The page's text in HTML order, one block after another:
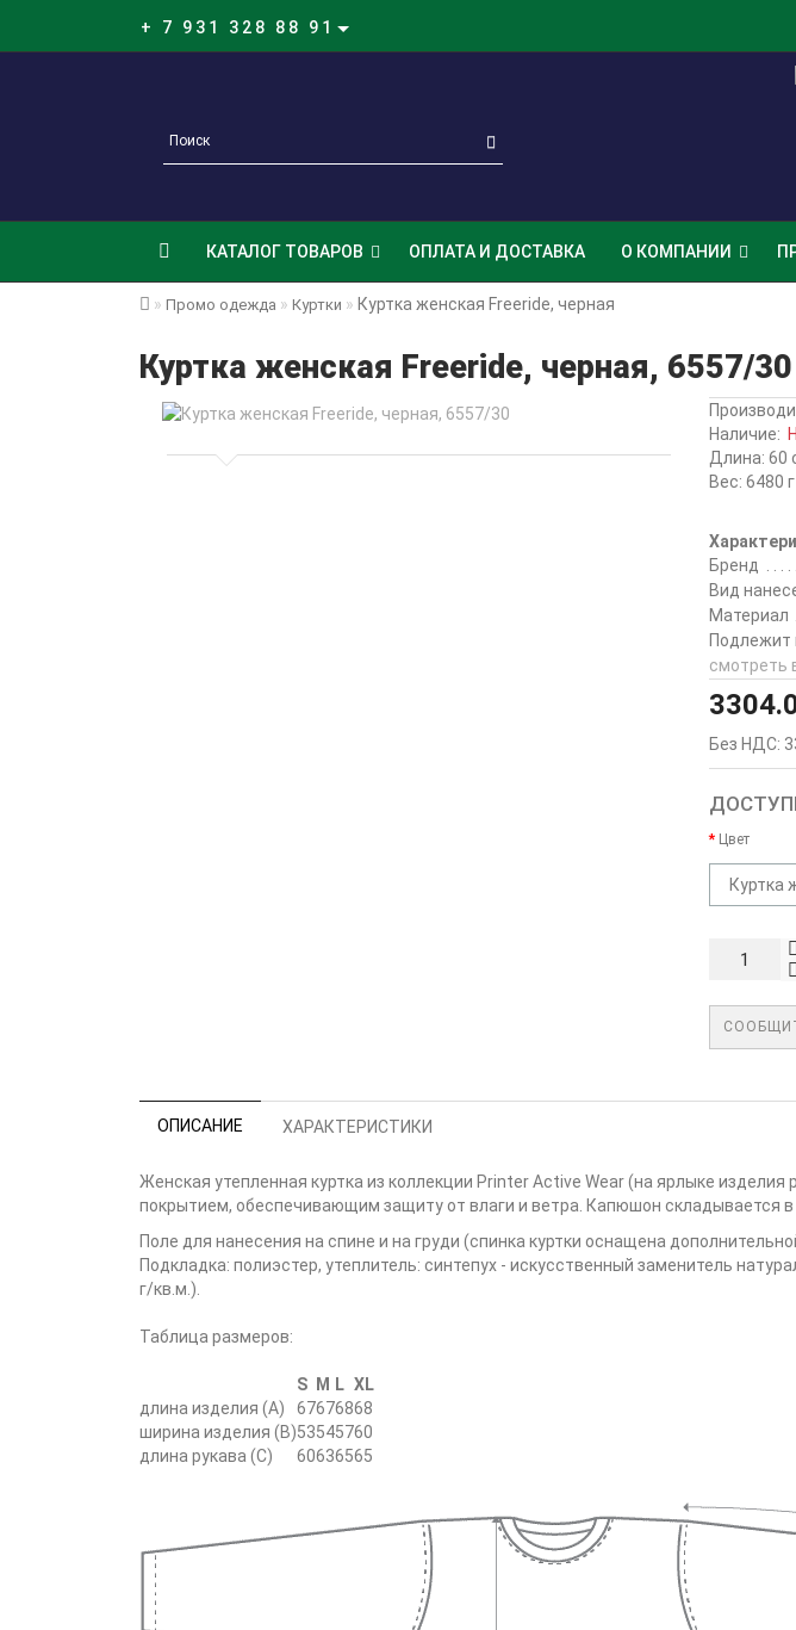
+ 7 931 328 88 91
КАТАЛОГ ТОВАРОВ ОПЛАТА И ДОСТАВКА О КОМПАНИИ
Промо одежда Куртки Куртка женская Freeride, черная
Куртка женская Freeride, черная, 6557/30
Наличие:
Длина: 60
Вес: 6480 г
Бренд
Вид
Материал
Подлежит
смотреть
Без НДС:
Цвет
Куртка
ОПИСАНИЕ ХАРАКТЕРИСТИКИ
Женская утепленная куртка из коллекции Printer Active Wear (на ярлыке
покрытием, обеспечивающим защиту от влаги и ветра. Капюшон складывается
Поле для нанесения на спине и на груди (спинка куртки оснащена
Подкладка: полиэстер, утеплитель: синтепух - искусственный заменитель
г/кв.м.).
Таблица размеров:
S M L XL
длина изделия (A)
67676868
ширина изделия (B)53545760
длина рукава (С)
60636565